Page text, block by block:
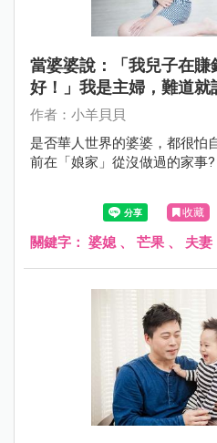
當婆婆說：「我兒子在賺
好！」我是主婦，難道就
作者：小羊貝貝
是否華人世界的婆婆，都很怕
前在「娘家」從沒做過的家事?
收藏
關鍵字： 婆媳 、 芒果 、 夫妻